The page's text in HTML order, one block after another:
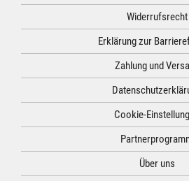
Widerrufsrecht
Erklärung zur
Zahlung und
Cookie-
Über uns